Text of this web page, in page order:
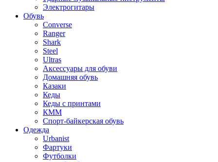
Электрогитары
Обувь
Converse
Ranger
Shark
Steel
Ultras
Аксессуары для обуви
Домашняя обувь
Казаки
Кеды
Кеды с принтами
КММ
Спорт-байкерская обувь
Одежда
Urbanist
Фартуки
Футболки